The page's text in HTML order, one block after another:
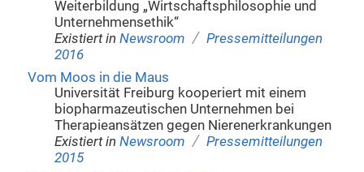
Weiterbildung „Wirtschaftsphilosophie und
Unternehmensethik“
Existiert in Newsroom / Pressemitteilungen
2016
Vom Moos in die Maus
Universität Freiburg kooperiert mit einem
biopharmazeutischen Unternehmen bei
Therapieansätzen gegen Nierenerkrankungen
Existiert in Newsroom / Pressemitteilungen
2015